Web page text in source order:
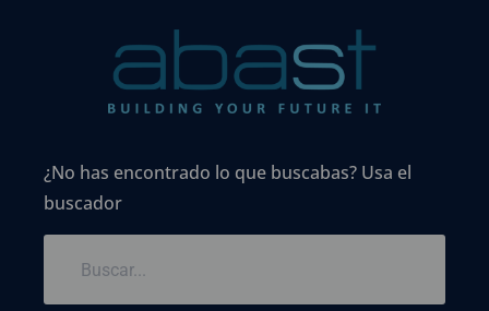
¿No has encontrado lo que buscabas? Usa el
buscador